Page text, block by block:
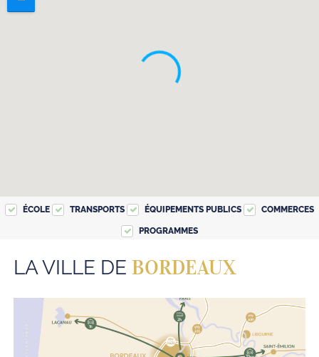
ÉCOLE TRANSPORTS ÉQUIPEMENTS PUBLICS COMMERCES
PROGRAMMES
LA VILLE DE BORDEAUX